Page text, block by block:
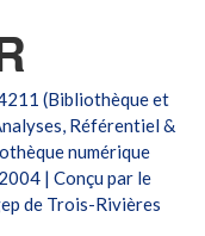
(Bibliothèque et
Référentiel &
numérique
| Conçu par le
de Trois-Rivières